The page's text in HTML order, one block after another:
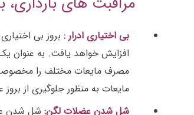
بی اختیاری ادرار :
افزایش خواهد یافت. به عنوان یک
مصرف مایعات مختلف را مخصوصا
مایعات به منظور جلوگیری از بروز
شل شدن عضلات لگن: